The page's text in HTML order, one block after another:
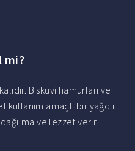
mi?
Bisküvi hamurları ve
amaçlı bir yağdır.
ve lezzet verir.